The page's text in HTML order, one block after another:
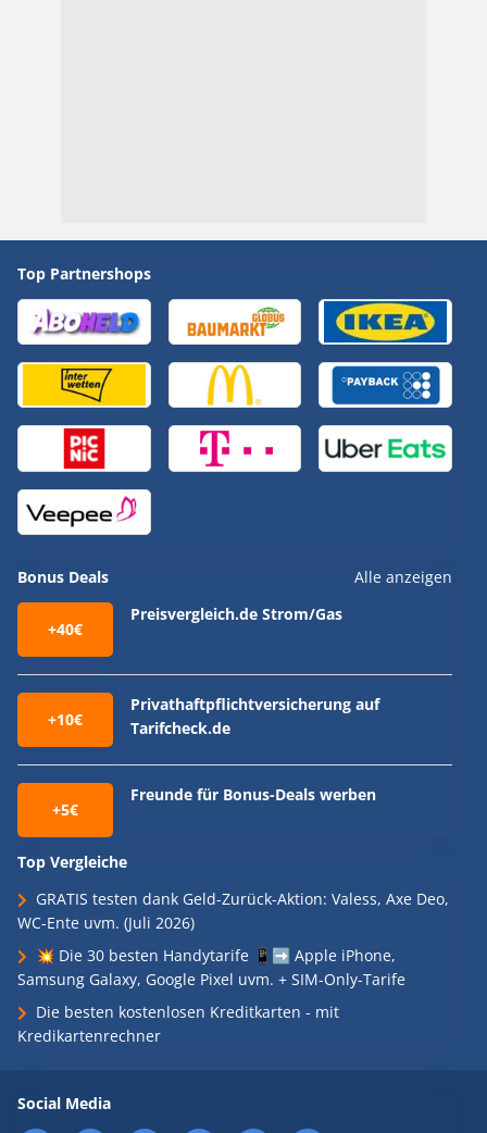
Top Partnershops
Bonus Deals Alle anzeigen
+40€
Preisvergleich.de Strom/Gas
+10€
Privathaftpflichtversicherung auf
Tarifcheck.de
+5€
Freunde für Bonus-Deals werben
Top Vergleiche
GRATIS testen dank Geld-Zurück-Aktion: Valess, Axe Deo,
WC-Ente uvm. (Juli 2026)
💥 Die 30 besten Handytarife 📱➡️ Apple iPhone,
Samsung Galaxy, Google Pixel uvm. + SIM-Only-Tarife
Die besten kostenlosen Kreditkarten - mit
Kredikartenrechner
Social Media